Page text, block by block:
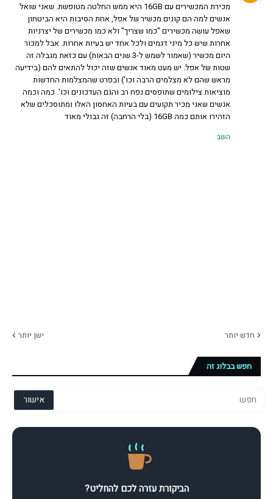
מכירת המכשירים עם 16GB היא ממש החלטה מטופשת. שאני שואל
אנשים למה הם קונים מכשיר של אפל, אחת הסיבות היא הביטחון
שאפל עושה מכשירים "כמו שצריך" ולא כמו מכשירים של יצרניות
אחרות שיש כל מיני דגמים ולכל אחד יש בעיות אחרות. אבל למכור
היום מכשיר (שאמור לשמש ל-3 שנים הבאות) עם כזאת מגבלה זה
שטות של אפל. יש מעט מאוד אנשים שזה יכול להתאים להם (בידיעה
מראש שהם לא מצלמים הרבה וכו') ובפרט שהמצלמות החדשות
מוציאות צילומים שתופסים נפח רב והגם העדכונים וכו'. כמה וכמה
אנשים שאני מכיר תקועים עם בעיות האחסון האלו ומתוסכלים שלא
הזהירו אותם כמה 16GB (בלי הרחבה) זה גבולי מאוד
השב
חדש יותר ישן יותר
חפש בבלוג זה
הביקורת עזרה לכם להחליט?